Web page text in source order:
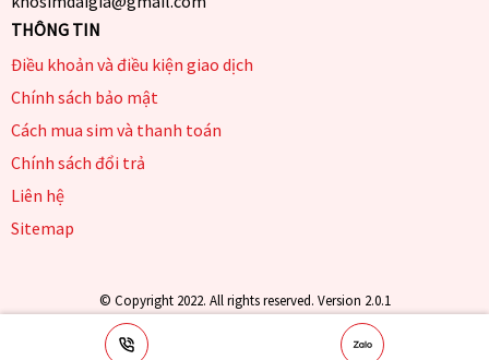
THÔNG TIN
Điều khoản và điều kiện giao dịch
Chính sách bảo mật
Cách mua sim và thanh toán
Chính sách đổi trả
Liên hệ
Sitemap
© Copyright 2022. All rights reserved. Version 2.0.1